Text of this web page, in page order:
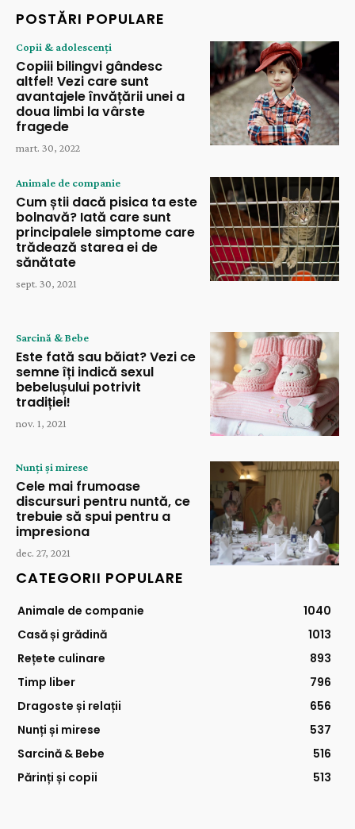
POSTĂRI POPULARE
Copii & adolescenți
Copiii bilingvi gândesc
altfel! Vezi care sunt
avantajele învățării unei a
doua limbi la vârste
fragede
mart. 30, 2022
Animale de companie
Cum știi dacă pisica ta este
bolnavă? Iată care sunt
principalele simptome care
trădează starea ei de
sănătate
sept. 30, 2021
Sarcină & Bebe
Este fată sau băiat? Vezi ce
semne îți indică sexul
bebelușului potrivit
tradiției!
nov. 1, 2021
Nunți și mirese
Cele mai frumoase
discursuri pentru nuntă, ce
trebuie să spui pentru a
impresiona
dec. 27, 2021
CATEGORII POPULARE
Animale de companie
1040
Casă și grădină
1013
Rețete culinare
893
Timp liber
796
Dragoste și relații
656
Nunți și mirese
537
Sarcină & Bebe
516
Părinți și copii
513